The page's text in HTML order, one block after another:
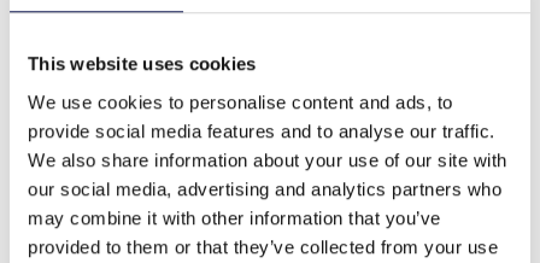
This website uses cookies
We use cookies to personalise content and ads, to
provide social media features and to analyse our traffic.
We also share information about your use of our site with
our social media, advertising and analytics partners who
may combine it with other information that you’ve
provided to them or that they’ve collected from your use
D'autres ont acheté aussi